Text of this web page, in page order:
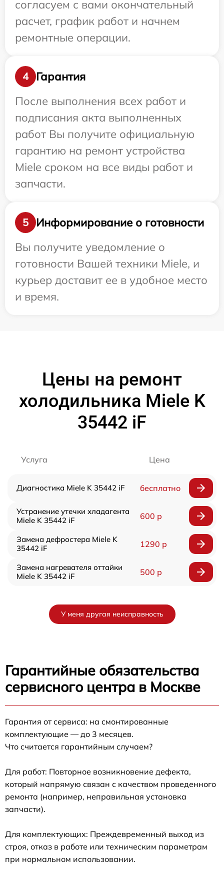
согласуем с вами окончательный
расчет, график работ и начнем
ремонтные операции.
4
Гарантия
После выполнения всех работ и
подписания акта выполненных
работ Вы получите официальную
гарантию на ремонт устройства
Miele сроком на все виды работ и
запчасти.
5
Информирование о готовности
Вы получите уведомление о
готовности Вашей техники Miele, и
курьер доставит ее в удобное место
и время.
Цены на ремонт
холодильника Miele K
35442 iF
Услуга Цена
Диагностика Miele K 35442 iF бесплатно
Устранение утечки хладагента
Miele K 35442 iF
600 р
Замена дефростера Miele K
35442 iF
1290 р
Замена нагревателя оттайки
Miele K 35442 iF
500 р
У меня другая неисправность
Гарантийные обязательства
сервисного центра в Москве
Гарантия от сервиса: на смонтированные
комплектующие — до 3 месяцев.
Что считается гарантийным случаем?
Для работ: Повторное возникновение дефекта,
который напрямую связан с качеством проведенного
ремонта (например, неправильная установка
запчасти).
Для комплектующих: Преждевременный выход из
строя, отказ в работе или техническим параметрам
при нормальном использовании.